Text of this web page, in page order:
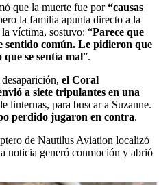
que la muerte fue por“causas
la familia apunta directo a la
víctima, sostuvo: “Parece que
sentido común. Le pidieron que
se sentía mal”.
el Coral
a siete tripulantes en una
linternas, para buscar a Suzanne.
perdido jugaron en contra.
de Nautilus Aviation localizó
noticia generó conmoción y abrió